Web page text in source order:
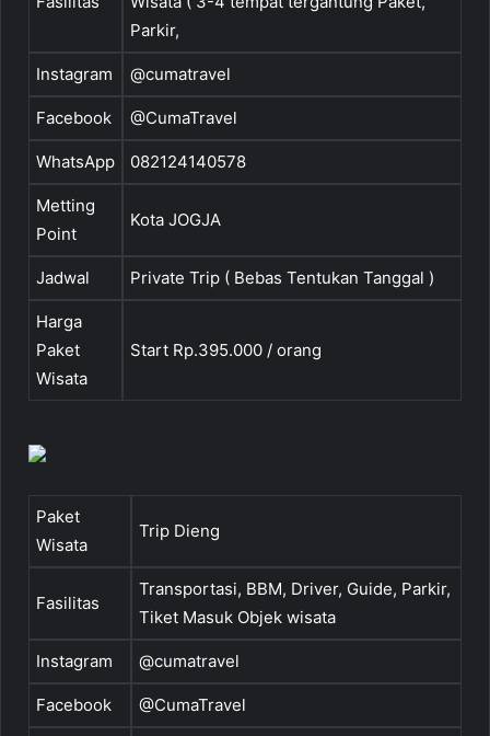
Parkir,
Instagram @cumatravel
Facebook @CumaTravel
WhatsApp 082124140578
Metting
Point
Kota JOGJA
Jadwal Private Trip ( Bebas Tentukan Tanggal )
Harga
Paket
Wisata
Start Rp.395.000 / orang
Paket
Wisata
Trip Dieng
Fasilitas
Transportasi, BBM, Driver, Guide, Parkir,
Tiket Masuk Objek wisata
Instagram @cumatravel
Facebook @CumaTravel